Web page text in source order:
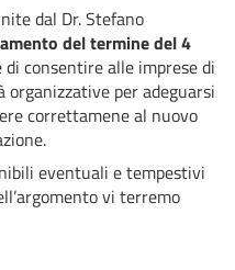
dal Dr. Stefano
del termine del 4
consentire alle imprese di
per adeguarsi
correttamene al nuovo
eventuali e tempestivi
vi terremo